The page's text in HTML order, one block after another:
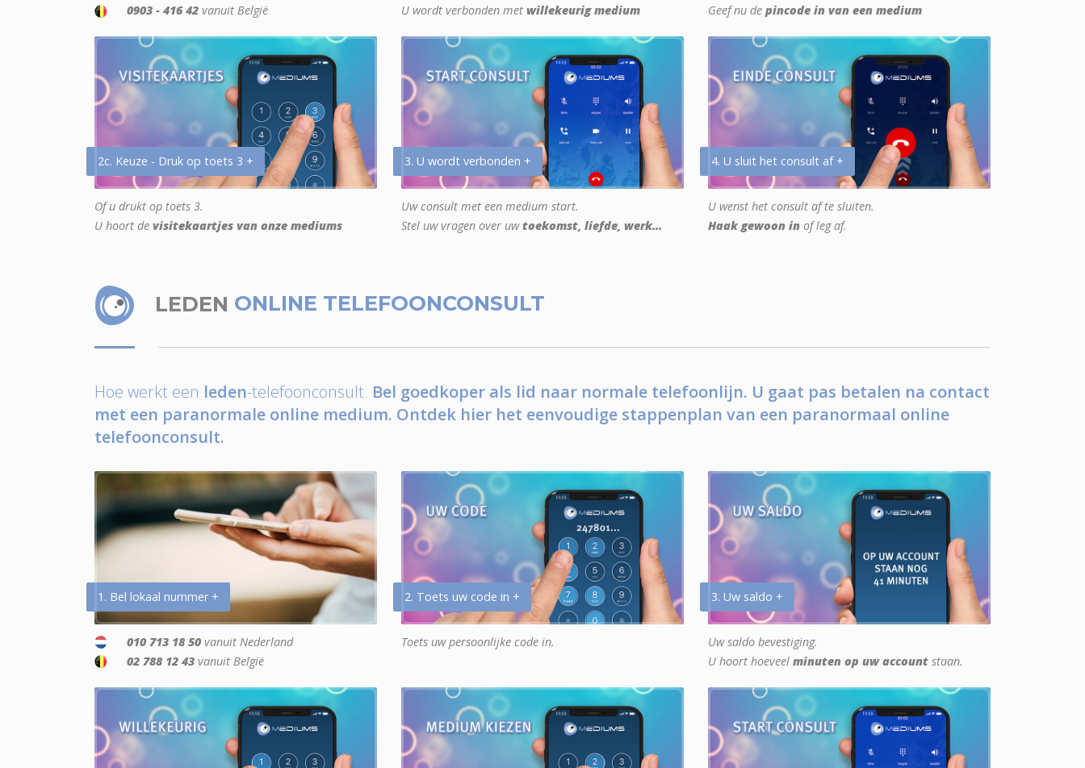
0903 - 416 42 vanuit België
U wordt verbonden met willekeurig medium
Geef nu de pincode in van een medium
2c. Keuze - Druk op toets 3 +
Of u drukt op toets 3.
U hoort de visitekaartjes van onze mediums
3. U wordt verbonden +
Uw consult met een medium start.
Stel uw vragen over uwtoekomst, liefde, werk...
4. U sluit het consult af +
U wenst het consult af te sluiten.
Haak gewoon in of leg af.
LEDEN ONLINE TELEFOONCONSULT
Hoe werkt een leden-telefoonconsult. Bel goedkoper als lid naar normale telefoonlijn. U gaat pas betalen na contact
met een paranormale online medium. Ontdek hier het eenvoudige stappenplan van een paranormaal online
telefoonconsult.
1. Bel lokaal nummer +
010 713 18 50 vanuit Nederland
02 788 12 43 vanuit België
2. Toets uw code in +
Toets uw persoonlijke code in.
3. Uw saldo +
Uw saldo bevestiging.
U hoort hoeveel minuten op uw account staan.